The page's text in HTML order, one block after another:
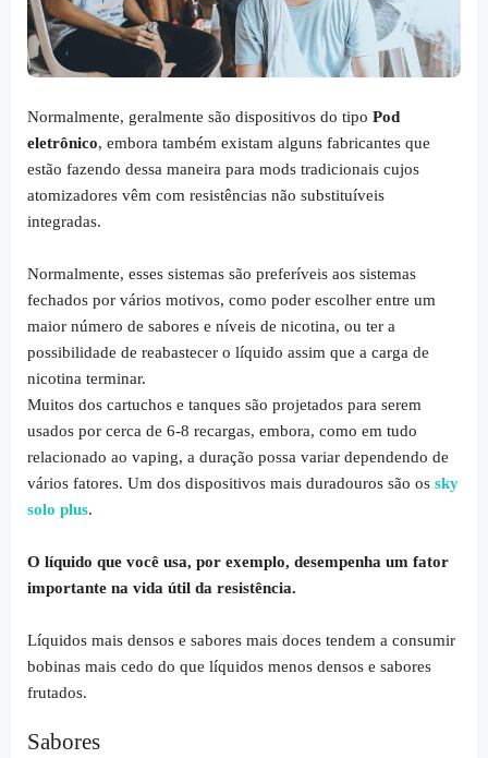
Normalmente, geralmente são dispositivos do tipo Pod
eletrônico, embora também existam alguns fabricantes que
estão fazendo dessa maneira para mods tradicionais cujos
atomizadores vêm com resistências não substituíveis
integradas.
Normalmente, esses sistemas são preferíveis aos sistemas
fechados por vários motivos, como poder escolher entre um
maior número de sabores e níveis de nicotina, ou ter a
possibilidade de reabastecer o líquido assim que a carga de
nicotina terminar.
Muitos dos cartuchos e tanques são projetados para serem
usados ​​por cerca de 6-8 recargas, embora, como em tudo
relacionado ao vaping, a duração possa variar dependendo de
vários fatores. Um dos dispositivos mais duradouros são os sky
solo plus.
O líquido que você usa, por exemplo, desempenha um fator
importante na vida útil da resistência.
Líquidos mais densos e sabores mais doces tendem a consumir
bobinas mais cedo do que líquidos menos densos e sabores
frutados.
Sabores